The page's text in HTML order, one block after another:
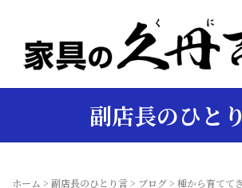
副店長のひと
ホーム > 副店長のひとり言> ブログ> 種から育てて